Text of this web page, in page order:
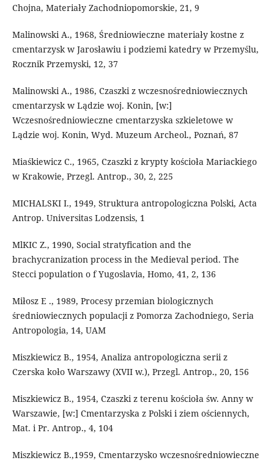
Chojna, Materiały Zachodniopomorskie, 21, 9
Malinowski A., 1968, Średniowieczne materiały kostne z
cmentarzysk w Jarosławiu i podziemi katedry w Przemyślu,
Rocznik Przemyski, 12, 37
Malinowski A., 1986, Czaszki z wczesnośredniowiecznych
cmentarzysk w Lądzie woj. Konin, [w:]
Wczesnośredniowieczne cmentarzyska szkieletowe w
Lądzie woj. Konin, Wyd. Muzeum Archeol., Poznań, 87
Miaśkiewicz C., 1965, Czaszki z krypty kościoła Mariackiego
w Krakowie, Przegl. Antrop., 30, 2, 225
MICHALSKI I., 1949, Struktura antropologiczna Polski, Acta
Antrop. Universitas Lodzensis, 1
MlKIC Z., 1990, Social stratyfication and the
brachycranization process in the Medieval period. The
Stecci population o f Yugoslavia, Homo, 41, 2, 136
Miłosz E ., 1989, Procesy przemian biologicznych
średniowiecznych populacji z Pomorza Zachodniego, Seria
Antropologia, 14, UAM
Miszkiewicz B., 1954, Analiza antropologiczna serii z
Czerska koło Warszawy (XVII w.), Przegl. Antrop., 20, 156
Miszkiewicz B., 1954, Czaszki z terenu kościoła św. Anny w
Warszawie, [w:] Cmentarzyska z Polski i ziem ościennych,
Mat. i Pr. Antrop., 4, 104
Miszkiewicz B.,1959, Cmentarzysko wczesnośredniowieczne